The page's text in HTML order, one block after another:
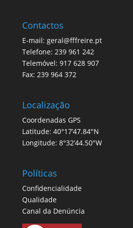
Contactos
E-mail: geral@fffreire.pt
Telefone: 239 961 242
Telemóvel: 917 628 907
Fax: 239 964 372
Localização
Coordenadas GPS
Latitude: 40°17’47.84″N
Longitude: 8°32’44.50″W
Políticas
Confidencialidade
Qualidade
Canal da Denúncia